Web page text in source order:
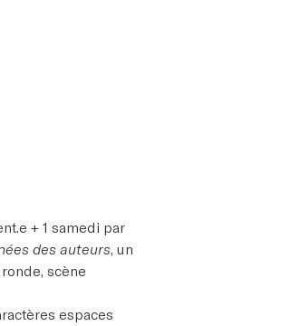
+ 1 samedi par
des auteurs, un
scène
espaces